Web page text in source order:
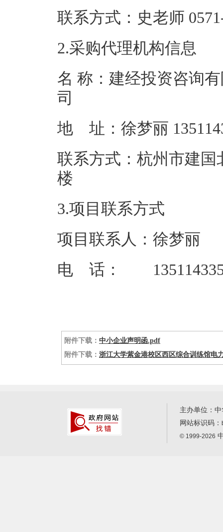
联系方式：史老
2.采购代理机构信息
名 称：建经投资咨询
地 址：徐
联系方式：杭州市建国
3.项目联系方式
项目联系人：徐梦丽
电 话：
附件下载： 中小企业声明函.pdf
附件下载： 浙江大学紫金港校区西区综合训练馆电
主办单位：
网站标识码：
© 1999-2026